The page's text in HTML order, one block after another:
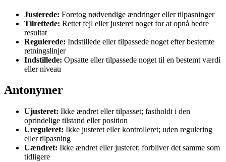
Justerede: Foretog nødvendige ændringer eller tilpasninger
Tilrettede: Rettet fejl eller justeret noget for at opnå bedre
resultat
Regulerede: Indstillede eller tilpassede noget efter bestemte
retningslinjer
Indstillede: Opsatte eller tilpassede noget til en bestemt værdi
eller niveau
Antonymer
Ujusteret: Ikke ændret eller tilpasset; fastholdt i den
oprindelige tilstand eller position
Ureguleret: Ikke justeret eller kontrolleret; uden regulering
eller tilpasning
Uændret: Ikke ændret eller justeret; forbliver det samme som
tidligere